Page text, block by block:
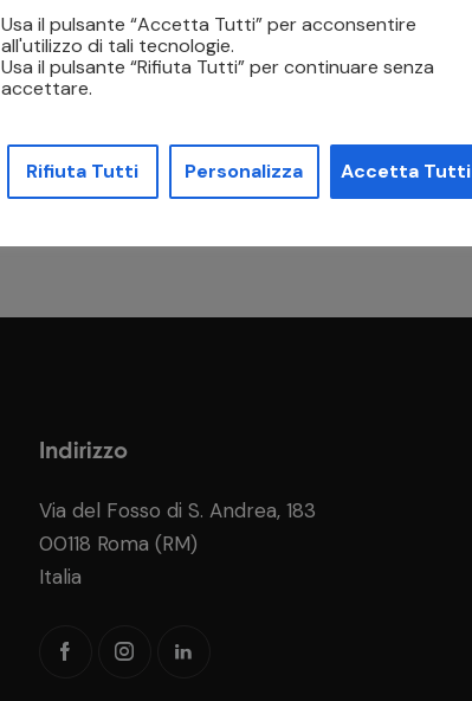
Indirizzo
Via del Fosso di S. Andrea, 183
00118 Roma (RM)
Italia
Usa il pulsante “Accetta Tutti” per acconsentire
all'utilizzo di tali tecnologie.
Usa il pulsante “Rifiuta Tutti” per continuare senza
accettare.
Rifiuta Tutti Personalizza Accetta Tutti